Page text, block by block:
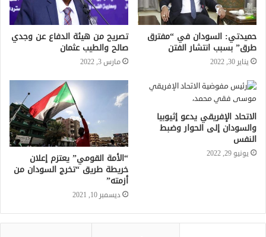
حميدتي: السودان في “مفترق
طرق” بسبب انتشار الفتن
يناير 30, 2022
تصريح من هيئة الدفاع عن وجدي
صالح والطيب عثمان
مارس 3, 2022
الاتحاد الإفريقي يدعو إثيوبيا
والسودان إلى الحوار وضبط
النفس
يونيو 29, 2022 “الأمة القومي” يعتزم إعلان
خريطة طريق “تخرج السودان من
أزمته”
ديسمبر 10, 2021